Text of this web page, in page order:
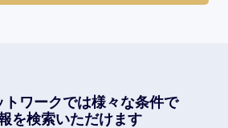
トワークでは様々な条件で
を検索いただけます